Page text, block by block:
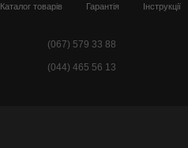
Каталог товарів Гарантія Інструкції
(067) 579 33 88
(044) 465 56 13